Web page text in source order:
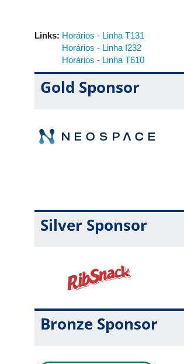
TERMINAL SANTA LUZIA
Descer na estação 6 - UFU
TERMINAL NOVO MUNDO
Links: Horários - Linha T131
Horários - Linha I232
Horários - Linha T610
Gold Sponsor
Silver Sponsor
Bronze Sponsor